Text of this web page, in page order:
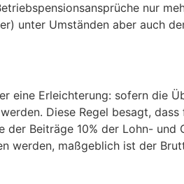
nur
unter Umständen aber auch
eine Erleichterung: sofern die
Diese Regel besagt,
Beiträge 10% der Lohn-
werden, maßgeblich ist der